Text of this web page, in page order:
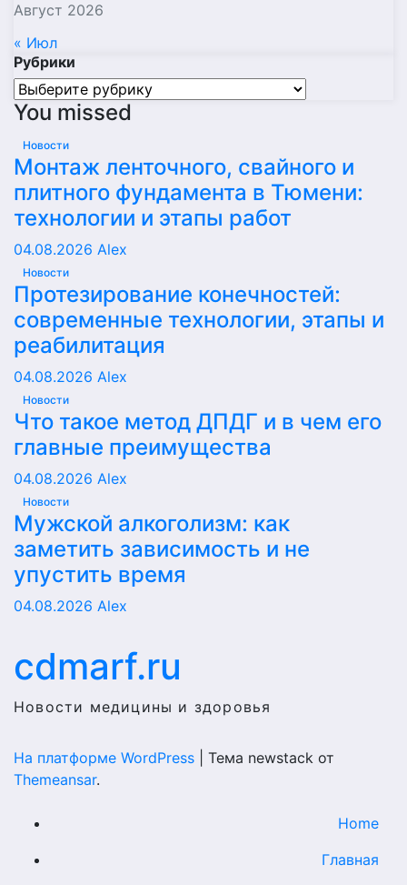
Август 2026
« Июл
Рубрики
Рубрики
You missed
Новости
Монтаж ленточного, свайного и
плитного фундамента в Тюмени:
технологии и этапы работ
04.08.2026 Alex
Новости
Протезирование конечностей:
современные технологии, этапы и
реабилитация
04.08.2026 Alex
Новости
Что такое метод ДПДГ и в чем его
главные преимущества
04.08.2026 Alex
Новости
Мужской алкоголизм: как
заметить зависимость и не
упустить время
04.08.2026 Alex
cdmarf.ru
Новости медицины и здоровья
На платформе WordPress
Тема newstack от
Themeansar.
Home
Главная